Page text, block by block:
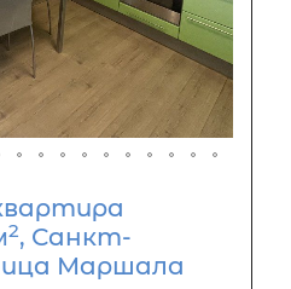
2, Санкт-
Маршала